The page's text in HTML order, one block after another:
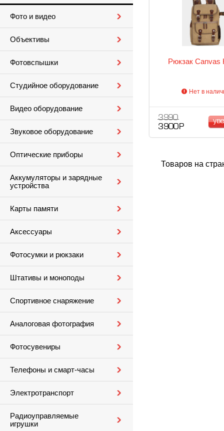
Фото и видео
Объективы
Фотовспышки
Студийное оборудование
Видео оборудование
Звуковое оборудование
Оптические приборы
Аккумуляторы и зарядные
устройства
Карты памяти
Аксессуары
Фотосумки и рюкзаки
Штативы и моноподы
Спортивное снаряжение
Аналоговая фотография
Фотосувениры
Телефоны и смарт-часы
Электротранспорт
Радиоуправляемые
игрушки
Рюкзак Canvas
Нет в
3 990
3 900 Р
Товаров на